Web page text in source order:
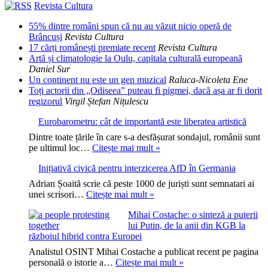
Revista Cultura
55% dintre români spun că nu au văzut nicio operă de
Brâncuși Revista Cultura
17 cărți românești premiate recent Revista Cultura
Artă și climatologie la Oulu, capitala culturală europeană
Daniel Sur
Un continent nu este un gen muzical Raluca-Nicoleta Ene
Toți actorii din „Odiseea” puteau fi pigmei, dacă așa ar fi dorit
regizorul Virgil Ștefan Nițulescu
Eurobarometru: cât de importantă este liberatea artistică
Dintre toate țările în care s-a desfășurat sondajul, românii sunt
pe ultimul loc… Citește mai mult »
de
importantă
este
artistică
Inițiativă civică pentru interzicerea AfD în Germania
Adrian Șoaită scrie că peste 1000 de juriști sunt semnatari ai
unei scrisori… Citește mai mult »
pentru
interzicerea
Germania
Mihai Costache: o sinteză a puterii
lui Putin, de la anii din KGB la
războiul hibrid contra Europei
Analistul OSINT Mihai Costache a publicat recent pe pagina
personală o istorie a… Citește mai mult »